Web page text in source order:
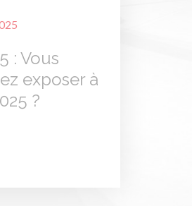
: Vous
exposer à
?